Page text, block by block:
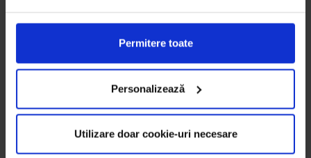
Permitere toate
Personalizează
Utilizare doar cookie-uri necesare